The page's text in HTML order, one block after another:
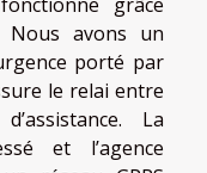
Nous avons un
porté par
le relai entre
La
et l’agence